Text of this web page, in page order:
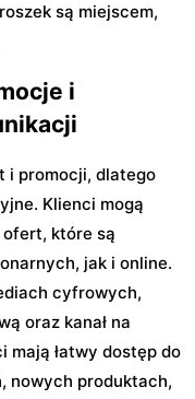
są miejscem,
i
i promocji, dlatego
Klienci mogą
które są
jak i online.
cyfrowych,
oraz kanał na
mają łatwy dostęp do
nowych produktach,